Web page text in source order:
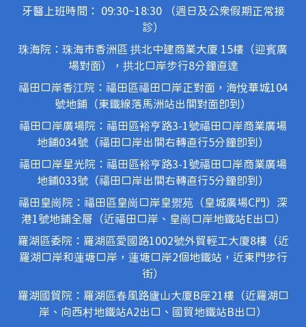
牙醫上班時間： 09:30~18:30 （週日及公眾假期正常接
診）
珠海院：珠海市香洲區 拱北中建商業大廈 15樓（迎賓廣
場對面），拱北口岸步行8分鐘直達
福田口岸香江院：福田區福田口岸正對面，海悅華城104
號地鋪（東鐵線落馬洲站出關對面即到）
福田口岸廣場院：福田區裕亨路3-1號福田口岸商業廣場
地鋪034號（福田口岸出關右轉直行5分鐘即到）
福田口岸星光院：福田區裕亨路3-1號福田口岸商業廣場
地鋪033號（福田口岸出關右轉直行5分鐘即到）
福田皇崗院：福田區皇崗口岸皇禦苑（皇城廣場C門）深
港1號地鋪全層（近福田口岸、皇崗口岸地鐵站E出口）
羅湖區委院：羅湖區愛國路1002號外貿輕工大廈8樓（近
羅湖口岸和蓮塘口岸，蓮塘口岸2個地鐵站，近東門步行
街）
羅湖國貿院：羅湖區春風路廬山大廈B座21樓（近羅湖口
岸、向西村地鐵站A2出口、國貿地鐵站B出口）